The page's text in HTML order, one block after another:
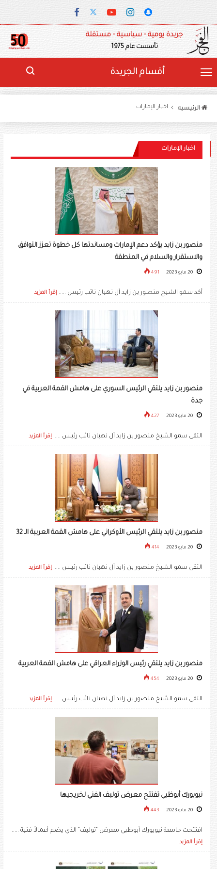
جريدة يومية - سياسية - مستقلة
تأسست عام 1975
أقسام الجريدة
الرئيسيه اخبار الإمارات
اخبار الإمارات
منصور بن زايد يؤكد دعم الإمارات ومساندتها كل خطوة تعزز التوافق
والاستقرار والسلام في المنطقة
491
أكد سمو الشيخ منصور بن زايد آل نهيان نائب رئيس ..... إقرأ المزيد
منصور بن زايد يلتقي الرئيس السوري على هامش القمة العربية في
جدة
427
التقى سمو الشيخ منصور بن زايد آل نهيان نائب رئيس ..... إقرأ المزيد
منصور بن زايد يلتقي الرئيس الأوكراني على هامش القمة العربية الـ 32
414
التقى سمو الشيخ منصور بن زايد آل نهيان نائب رئيس ..... إقرأ المزيد
منصور بن زايد يلتقي رئيس الوزراء العراقي على هامش القمة العربية
454
التقى سمو الشيخ منصور بن زايد آل نهيان نائب رئيس ..... إقرأ المزيد
نيويورك أبوظبي تفتتح معرض توليف الفني لخريجيها
443
افتتحت جامعة نيويورك أبوظبي معرض "توليف" الذي يضم أعمالاً فنية .....
إقرأ المزيد